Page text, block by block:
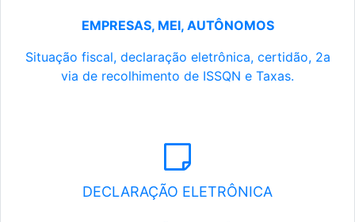
EMPRESAS, MEI, AUTÔNOMOS
Situação fiscal, declaração eletrônica, certidão, 2a
via de recolhimento de ISSQN e Taxas.
DECLARAÇÃO ELETRÔNICA